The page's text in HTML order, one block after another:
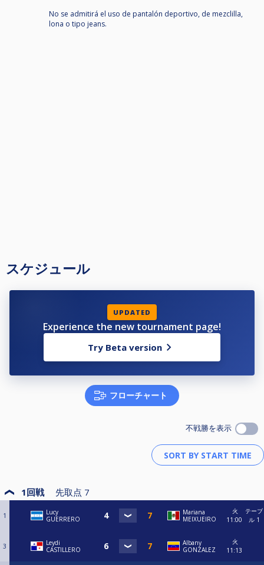
No se admitirá el uso de pantalón deportivo, de mezclilla,
lona o tipo jeans.
スケジュール
UPDATED
Experience the new tournament page!
Try Beta version
フローチャート
不戦勝を表示
1回戦 先取点 7
1
Lucy
GUERRERO
Mariana
MEIXUEIRO
火
11:00
テーブ
ル 1
3
Leydi
CASTILLERO
Albany
GONZALEZ
火
11:13